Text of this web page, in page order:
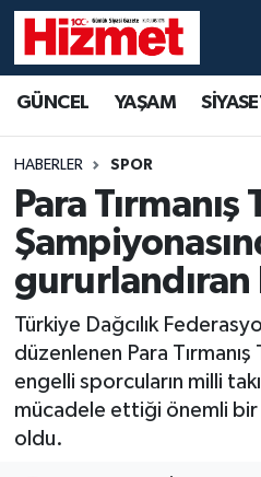
GÜNCEL YAŞAM
HABERLER SPOR
Para
gururlandıran
Türkiye Dağcılık
düzenlenen Para
engelli sporcuların milli
mücadele ettiği önemli
oldu.
YAŞAM
SİYASET
SAĞLIK
KÜLTÜR SANAT
SPOR
Denizli Hava Durumu
Denizli Trafik Yoğunluk
Süper Lig Puan
Son Dakika Haberleri
Haber Arşivi